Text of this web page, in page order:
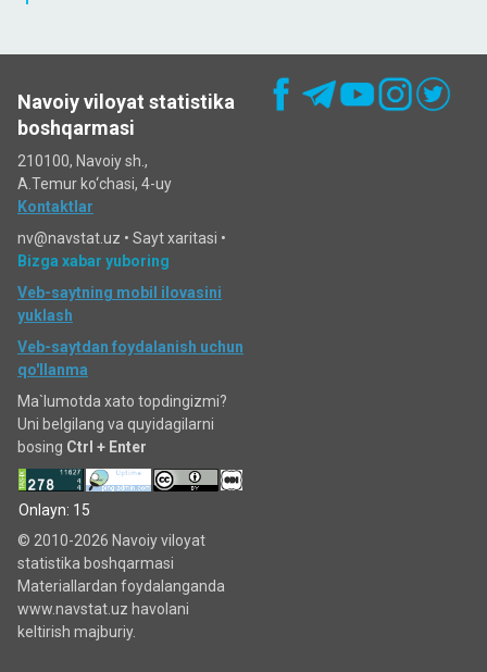
Navoiy viloyat statistika
boshqarmasi
210100, Navoiy sh.,
A.Temur ko‘chаsi, 4-uy
Kontaktlar
nv@navstat.uz • Sayt xaritasi •
Bizga xabar yuboring
Veb-saytning mobil ilovasini
yuklash
Veb-saytdan foydalanish uchun
qo'llanma
Ma`lumotda xato topdingizmi?
Uni belgilang va quyidagilarni
bosing Ctrl + Enter
Onlayn: 15
© 2010-2026 Navoiy viloyat
statistika boshqarmasi
Materiallardan foydalanganda
www.navstat.uz havolani
keltirish majburiy.